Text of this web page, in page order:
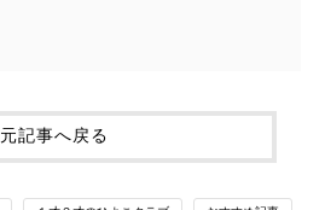
元記事へ戻る